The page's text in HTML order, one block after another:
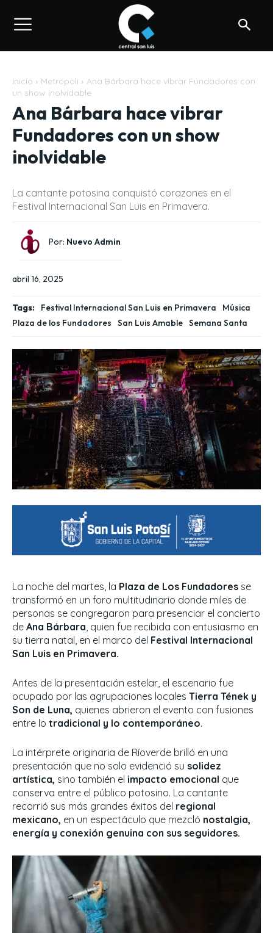
Inicio Metropoli
Ana Bárbara hace vibrar Fundadores con
un show inolvidable
Ana Bárbara hace vibrar
Fundadores con un show
inolvidable
La cantante potosina conquistó corazones en el
Festival Internacional San Luis en Primavera.
Por: Nuevo Admin
abril 16, 2025
Tags: Festival Internacional San Luis en Primavera
Música
Plaza de los Fundadores
San Luis Amable Semana Santa
La noche del martes, la Plaza de Los Fundadores se
transformó en un foro multitudinario donde miles de
personas se congregaron para presenciar el concierto
de Ana Bárbara , quien fue recibida con entusiasmo en
su tierra natal, en el marco del Festival Internacional
San Luis en Primavera.
Antes de la presentación estelar, el escenario fue
ocupado por las agrupaciones locales Tierra Tének y
Son de Luna, quienes abrieron el evento con fusiones
entre lo tradicional y lo contemporáneo.
La intérprete originaria de Ríoverde brilló en una
presentación que no solo evidenció su solidez
artística, sino también el impacto emocional que
conserva entre el público potosino. La cantante
recorrió sus más grandes éxitos del regional
mexicano, en un espectáculo que mezcló nostalgia,
energía y conexión genuina con sus seguidores.